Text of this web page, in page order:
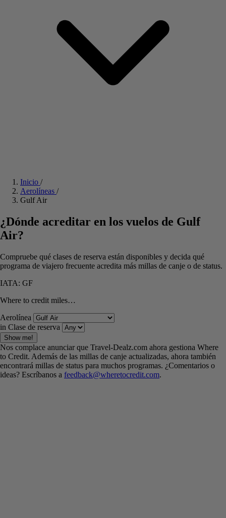
Inicio /
Aerolíneas /
Gulf Air
¿Dónde acreditar en los vuelos de Gulf
Air?
Compruebe qué clases de reserva están disponibles y decida qué
programa de viajero frecuente acredita más millas de canje o de status.
IATA: GF
Where to credit miles…
Aerolínea
in Clase de reserva
Show me!
Nos complace anunciar que Travel-Dealz.com ahora gestiona Where
to Credit. Además de las millas de canje actualizadas, ahora también
encontrará millas de status para muchos programas. ¿Comentarios o
ideas? Escríbanos a feedback@wheretocredit.com.